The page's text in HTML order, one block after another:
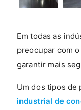
Em todas as
preocupar com
garantir mais
Um dos tipos de
industrial de